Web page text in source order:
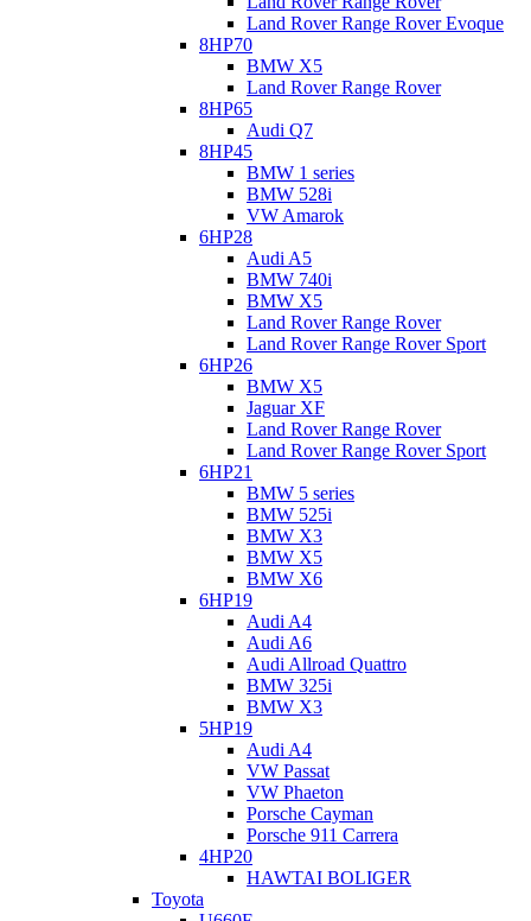
Land Rover Range Rover Evoque
8HP70
BMW X5
Land Rover Range Rover
8HP65
Audi Q7
8HP45
BMW 1 series
BMW 528i
VW Amarok
6HP28
Audi A5
BMW 740i
BMW X5
Land Rover Range Rover
Land Rover Range Rover Sport
6HP26
BMW X5
Jaguar XF
Land Rover Range Rover
Land Rover Range Rover Sport
6HP21
BMW 5 series
BMW 525i
BMW X3
BMW X5
BMW X6
6HP19
Audi A4
Audi A6
Audi Allroad Quattro
BMW 325i
BMW X3
5HP19
Audi A4
VW Passat
VW Phaeton
Porsche Cayman
Porsche 911 Carrera
4HP20
HAWTAI BOLIGER
Toyota